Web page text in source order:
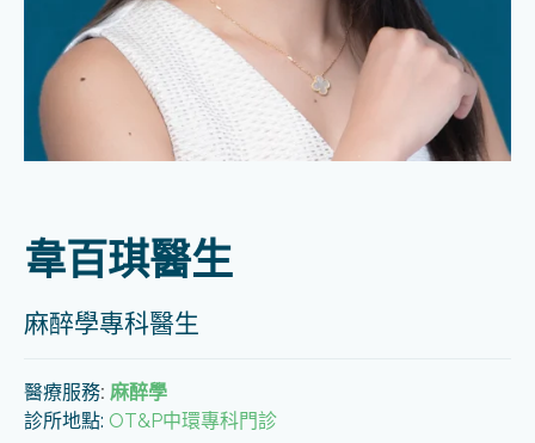
韋百琪醫生
麻醉學專科醫生
醫療服務: 麻醉學
診所地點: OT&P中環專科門診